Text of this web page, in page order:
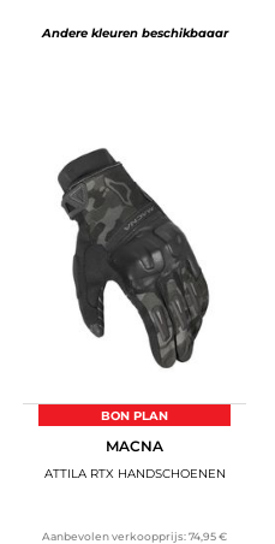
Andere kleuren beschikbaaar
BON PLAN
MACNA
ATTILA RTX HANDSCHOENEN
Aanbevolen verkoopprijs:74,95 €